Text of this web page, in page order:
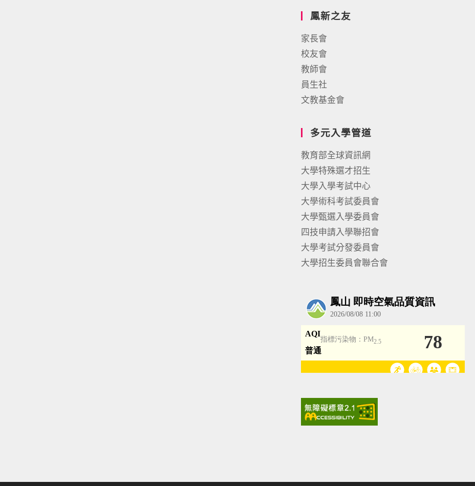
鳳新之友
家長會
校友會
教師會
員生社
文教基金會
多元入學管道
教育部全球資訊網
大學特殊選才招生
大學入學考試中心
大學術科考試委員會
大學甄選入學委員會
四技申請入學聯招會
大學考試分發委員會
大學招生委員會聯合會